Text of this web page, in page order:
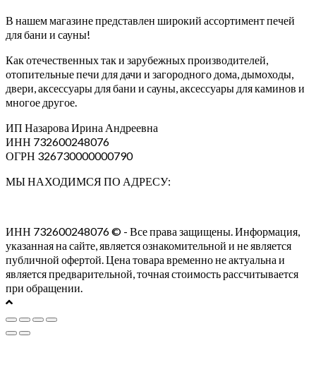
В нашем магазине представлен широкий ассортимент печей
для бани и сауны!
Как отечественных так и зарубежных производителей,
отопительные печи для дачи и загородного дома, дымоходы,
двери, аксессуары для бани и сауны, аксессуары для каминов и
многое другое.
ИП Назарова Ирина Андреевна⁠
ИНН 732600248076
ОГРН 326730000000790
МЫ НАХОДИМСЯ ПО АДРЕСУ:
ИНН 732600248076 © - Все права защищены. Информация,
указанная на сайте, является ознакомительной и не является
публичной офертой. Цена товара временно не актуальна и
является предварительной, точная стоимость рассчитывается
при обращении.